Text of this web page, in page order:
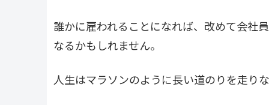
誰かに雇われることになれば、改めて会社
なるかもしれません。
人生はマラソンのように長い道のりを走り